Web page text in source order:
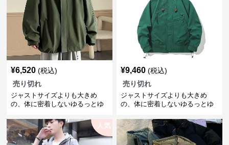
¥6,520 (税込)
売り切れ
ジャストサイズよりも大きめ
の、体に密着しないゆるっとゆ
ゆとりの美学 フード付きジャケ
ット
¥9,460 (税込)
売り切れ
ジャストサイズよりも大きめ
の、体に密着しないゆるっとゆ
ゆったりフードジャケット アウ
トドア風
人気